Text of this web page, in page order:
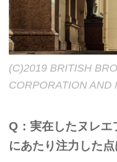
(C)2019 BRITISH
CORPORATION AND
Q：実在したヌレエ
にあたり注力した